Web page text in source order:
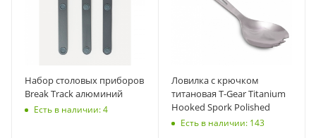
Набор столовых приборов
Break Track алюминий
Есть в наличии: 4
Ловилка с крючком
титановая T-Gear Titanium
Hooked Spork Polished
Есть в наличии: 143